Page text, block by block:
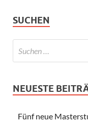
SUCHEN
NEUESTE
Fünf neue